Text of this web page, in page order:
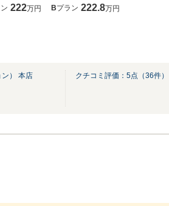
222万円 Bプラン 222.8万円
ン） 本店 クチコミ評価： 5点（36件）